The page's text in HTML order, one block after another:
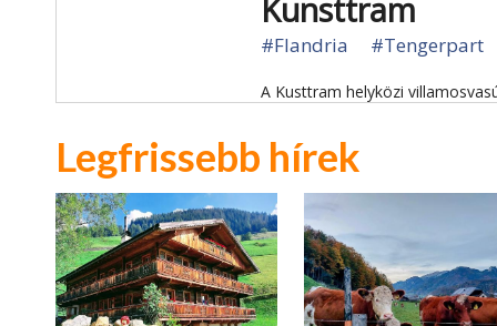
Kunsttram
#Flandria #Tengerpart
A Kusttram helyközi
Legfrissebb hírek